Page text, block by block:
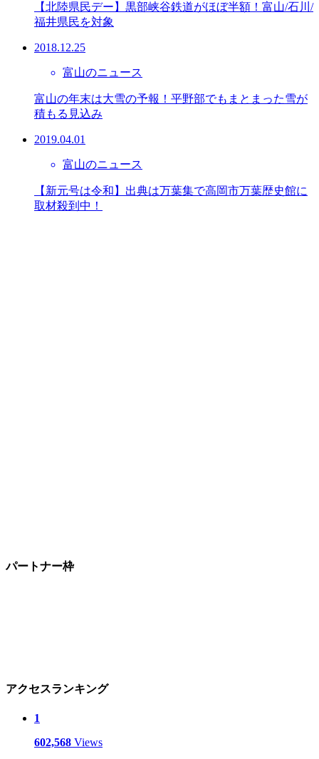
【北陸県民デー】黒部峡谷鉄道がほぼ半額！富山/石川/
福井県民を対象
2018.12.25
富山のニュース
富山の年末は大雪の予報！平野部でもまとまった雪が
積もる見込み
2019.04.01
富山のニュース
【新元号は令和】出典は万葉集で高岡市万葉歴史館に
取材殺到中！
パートナー枠
アクセスランキング
1
602,568 Views